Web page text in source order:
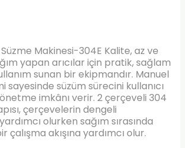
Makinesi-304E Kalite, az ve
yapan arıcılar için pratik, sağlam
sunan bir ekipmandır. Manuel
sayesinde süzüm sürecini kullanıcı
imkânı verir. 2 çerçeveli 304
çerçevelerin dengeli
olurken sağım sırasında
çalışma akışına yardımcı olur.